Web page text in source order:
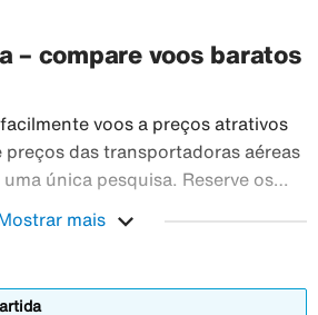
– compare voos baratos
voos a preços atrativos
preços das transportadoras aéreas
única pesquisa. Reserve os
mais expand_more